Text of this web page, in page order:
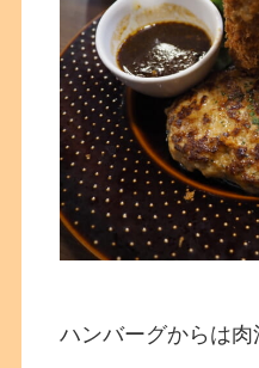
ハンバーグからは肉